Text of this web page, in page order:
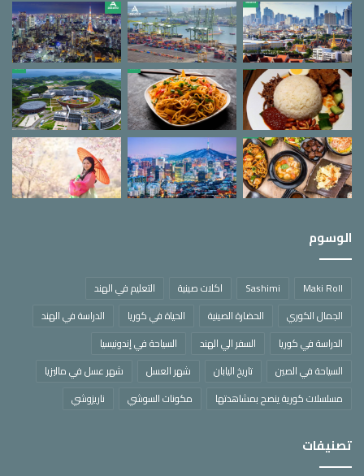
الوسوم
Maki Roll
Sashimi اكلات صينية
التعليم في الهند
الجمال الكوري
الحضارة الصينية الحياة في كوريا
الدراسة في الهند
الدراسة في كوريا
السفر الي الهند
السياحة في إندونيسيا
السياحة في الصين
تاريخ اليابان شهر العسل
شهر عسل في ماليزيا
مسلسلات كورية ينصح بمشاهدتها
مكونات السوشي ناريزوشي
تصنيفات